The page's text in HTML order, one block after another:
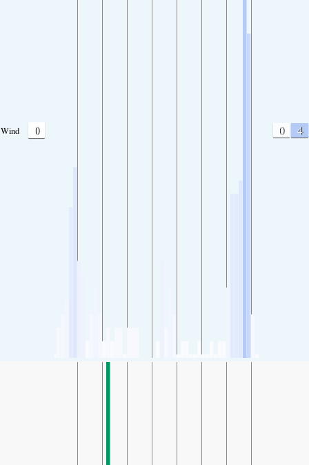
Wind 0 0 4